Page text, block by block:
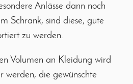
Anlässe dann noch
Schrank, sind diese, gute
zu werden.
Volumen an Kleidung wird
werden, die gewünschte